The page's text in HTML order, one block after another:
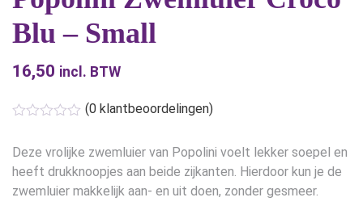
Hoe begin ik?
Blu – Small
16,50 incl. BTW
(0 klantbeoordelingen)
Deze vrolijke zwemluier van Popolini voelt lekker soepel en
heeft drukknoopjes aan beide zijkanten. Hierdoor kun je de
zwemluier makkelijk aan- en uit doen, zonder gesmeer.